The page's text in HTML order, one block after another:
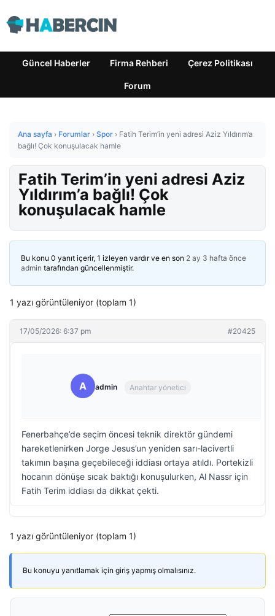
Güncel Haberler Firma Rehberi Çerez Politikası
Forum
Ana sayfa › Forumlar › Spor › Fatih Terim’in yeni adresi Aziz Yıldırım’a
bağlı! Çok konuşulacak hamle
Fatih Terim’in yeni adresi Aziz
Yıldırım’a bağlı! Çok
konuşulacak hamle
Bu konu 0 yanıt içerir, 1 izleyen vardır ve en son 2 ay 3 hafta önce
admin tarafından güncellenmiştir.
1 yazı görüntüleniyor (toplam 1)
17/05/2026: 6:37 pm #20425
A admin Anahtar yönetici
Fenerbahçe’de seçim öncesi teknik direktör gündemi
hareketlenirken Jorge Jesus’un yeniden sarı-lacivertli
takımın başına geçebileceği iddiası ortaya atıldı. Portekizli
hocanın dönüşe sıcak baktığı konuşulurken, Al Nassr için
Fatih Terim iddiası da dikkat çekti.
1 yazı görüntüleniyor (toplam 1)
Bu konuyu yanıtlamak için giriş yapmış olmalısınız.